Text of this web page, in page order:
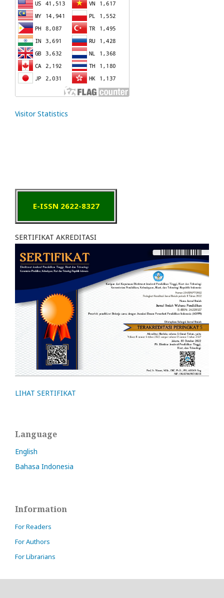
Visitor Statistics
E-ISSN 2622-8327
SERTIFIKAT AKREDITASI
LIHAT SERTIFIKAT
Language
English
Bahasa Indonesia
Information
For Readers
For Authors
For Librarians